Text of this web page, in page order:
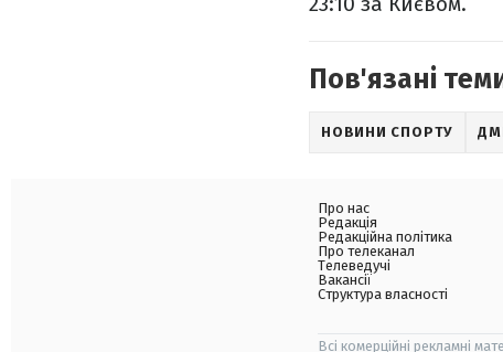
Пов'язані
НОВИНИ СПОРТУ
Про нас
Редакція
Редакційна політика
Про телеканал
Телеведучі
Вакансії
Структура власності
Всі комерційні рекламні